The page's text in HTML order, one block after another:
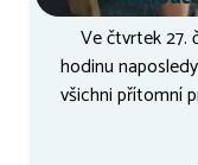
Ve čtvrtek 27.
hodinu
všichni přítomní